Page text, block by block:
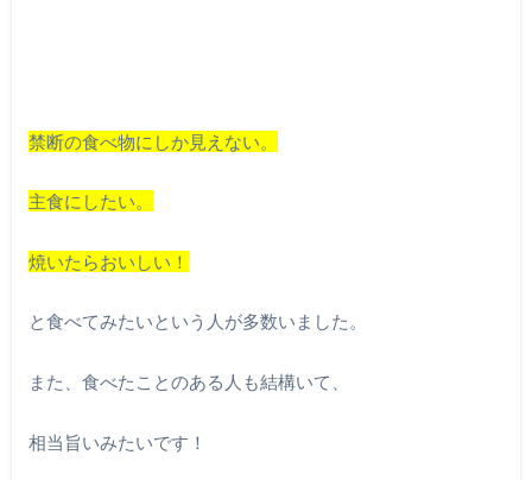
禁断の食べ物にしか見えない。
主食にしたい。
焼いたらおいしい！
と食べてみたいという人が多数いました。
また、食べたことのある人も結構いて、
相当旨いみたいです！